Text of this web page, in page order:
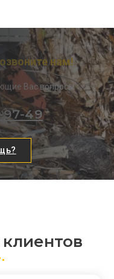
нам!
Вас вопросы
97-49